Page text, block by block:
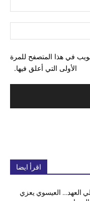
في هذا المتصفح للمرة
الأولى التي أعلق فيها.
اقرأ ايضا
العهد… العيسوي يعزي